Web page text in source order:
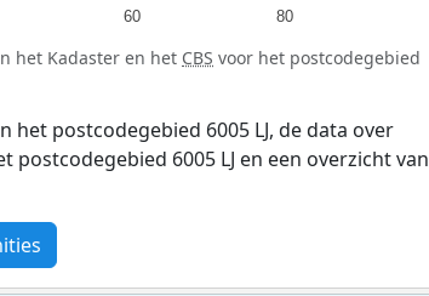
60 80
het Kadaster en het CBS voor het postcodegebied
het postcodegebied 6005 LJ, de data over
postcodegebied 6005 LJ en een overzicht van